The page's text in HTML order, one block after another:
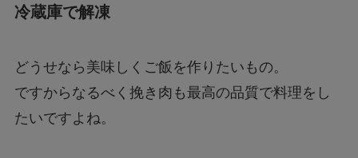
冷蔵庫で解凍
どうせなら美味しくご飯を作りたいもの。
ですからなるべく挽き肉も最高の品質で料理をし
たいですよね。